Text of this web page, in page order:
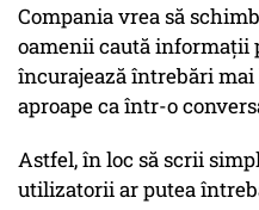
Compania vrea să
oamenii caută informații
încurajează întrebări
aproape ca într-o
Astfel, în loc să scrii
utilizatorii ar putea